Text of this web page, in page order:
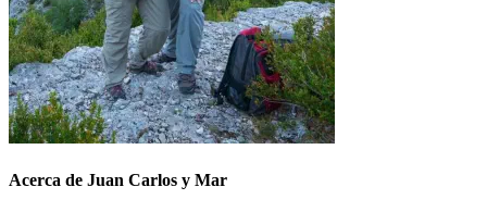
Acerca de Juan Carlos y Mar